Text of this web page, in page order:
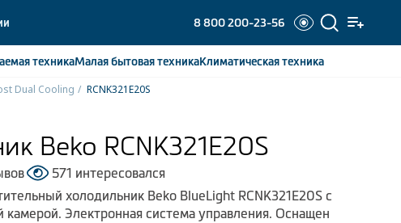
8 800 200-23-56
техникаМалая бытоваятехникаКлиматическаятехника
Dual Cooling RCNK321E20S
Beko RCNK321E20S
571 интересовался
холодильник Beko BlueLight RCNK321E20S с
Электронная система управления. Оснащен